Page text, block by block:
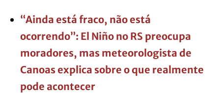
“Ainda está fraco, não está
ocorrendo”: El Niño no RS preocupa
moradores, mas meteorologista de
Canoas explica sobre o que realmente
pode acontecer